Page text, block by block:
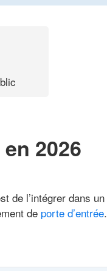
2026
de l’intégrer dans un
de porte d’entrée.